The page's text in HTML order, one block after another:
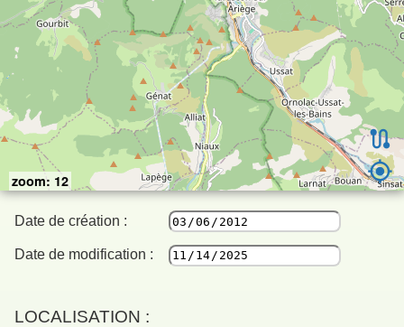
zoom: 12
Date de création :
Date de modification :
LOCALISATION :